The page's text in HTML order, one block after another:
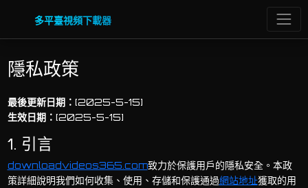
多平臺視頻下載器
隱私政策
最後更新日期： [2025-5-15]
生效日期： [2025-5-15]
1. 引言
downloadvideos365.com致力於保護用戶的隱私安全。本政
策詳細說明我們如何收集、使用、存儲和保護通過網站地址獲取的用